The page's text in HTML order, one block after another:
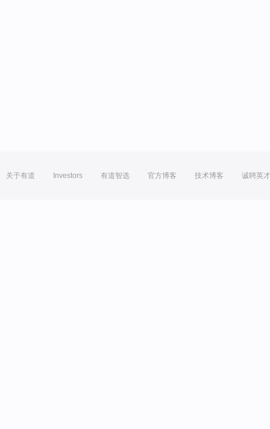
关于有道 Investors 有道智选 官方博客 技术博客 诚聘英才